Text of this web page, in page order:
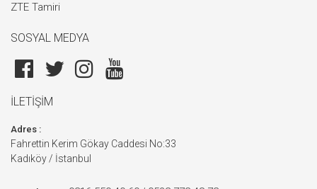
ZTE Tamiri
SOSYAL MEDYA
İLETİŞİM
Adres :
Fahrettin Kerim Gökay Caddesi No:33
Kadıköy / İstanbul